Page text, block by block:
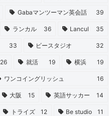
Gabaマンツーマン英会話 39
ランカル 36 Lancul 35
33 ビースタジオ 32
26 就活 19 横浜 19
ワンコイングリッシュ 16
大阪 15 英語サッカー 14
トライズ 12 Be studio 11